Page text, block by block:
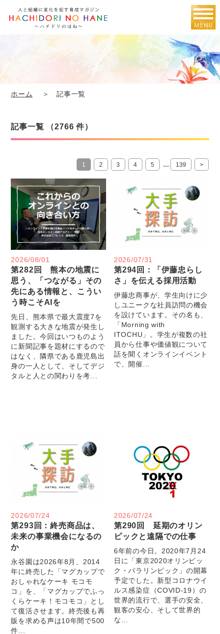
ホーム ＞ 記事一覧
記事一覧 （2766 件）
1 2 3 4 5 ... 139 >
2026/08/01
第282回 熊本の地震に
思う、「つながる」その
先にある情報と、こうい
う時こそAIを
先日、熊本県で最大震度7を
観測する大きな地震が発生し
ました。今回はいつものよう
に新聞記事を題材にするので
はなく、隣県である鹿児島出
身の一人として、そしてデジ
タルと人との関わりを考...
2026/07/31
第294回：「伊藤忠らし
さ」を伝える採用活動
伊藤忠商事が、学生向けに少
しユニークな社員訪問の機会
を設けています。その名も、
「Morning with
ITOCHU」。学生が複数の社
員から仕事や価値観について
話を聞くオンラインイベント
で、開催...
2026/07/24
第293回：終売商品は、
未来の事業機会になるの
か
永谷園は2026年8月、2014
年に終売した「マグカップで
おしゃれなケーキ モコモ
コ」を、「マグカップでふっ
くらケーキ！モコモコ」とし
て復活させます。終売後も再
販を求める声は10年間で500
件...
2026/07/24
第290回 延期のオリン
ピックと遠隔での仕事
6年前の今日。2020年7月24
日に「東京2020オリンピッ
ク・パラリンピック」の開幕
予定でした。新型コロナウイ
ルス感染症（COVID-19）の
世界的流行で、選手の安全、
観客の安心、そして世界的
な...